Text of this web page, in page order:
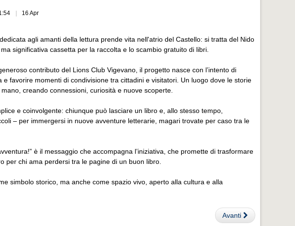
16 Apr
agli amanti della lettura prende vita nell'atrio del Castello: si tratta del Nido
significativa cassetta per la raccolta e lo scambio gratuito di libri.
contributo del Lions Club Vigevano, il progetto nasce con l’intento di
e favorire momenti di condivisione tra cittadini e visitatori. Un luogo dove le storie
creando connessioni, curiosità e nuove scoperte.
e coinvolgente: chiunque può lasciare un libro e, allo stesso tempo,
– per immergersi in nuove avventure letterarie, magari trovate per caso tra le
è il messaggio che accompagna l’iniziativa, che promette di trasformare
per chi ama perdersi tra le pagine di un buon libro.
simbolo storico, ma anche come spazio vivo, aperto alla cultura e alla
Avanti